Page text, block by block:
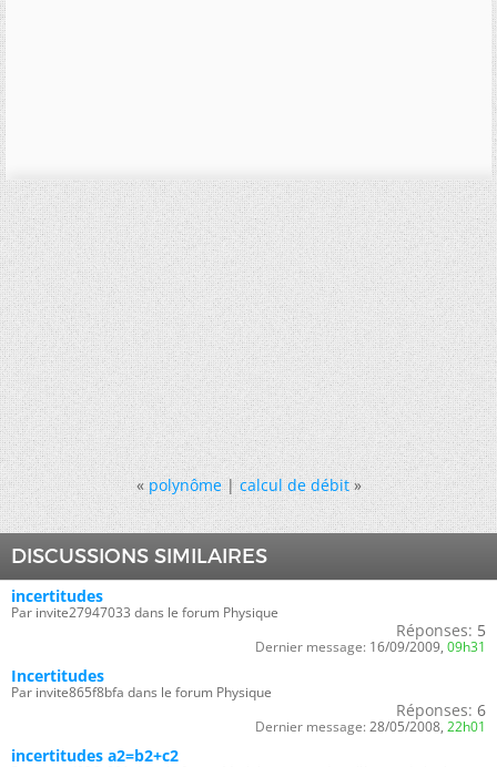
« polynôme|calcul de débit »
DISCUSSIONS SIMILAIRES
incertitudes
Par invite27947033 dans le forum Physique
Réponses: 5
Dernier message: 16/09/2009, 09h31
Incertitudes
Par invite865f8bfa dans le forum Physique
Réponses: 6
Dernier message: 28/05/2008, 22h01
incertitudes a2=b2+c2